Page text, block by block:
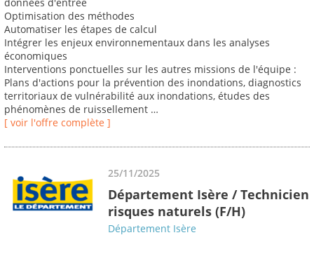
Optimisation des méthodes
Automatiser les étapes de calcul
Intégrer les enjeux environnementaux dans les analyses
économiques
Interventions ponctuelles sur les autres missions de l'équipe :
Plans d'actions pour la prévention des inondations, diagnostics
territoriaux de vulnérabilité aux inondations, études des
phénomènes de ruissellement …
[ voir l'offre complète ]
25/11/2025
Département Isère / Technicien
risques naturels (F/H)
Département Isère